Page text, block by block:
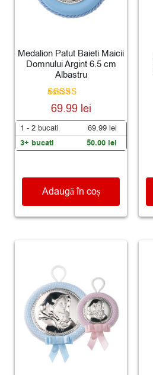
Medalion Patut Baieti Maicii
Domnului Argint 6.5 cm
Albastru
Evaluat la
5.00
din 5
69.99 lei
1 - 2 bucati 69.99 lei
3+ bucati 50.00 lei
Adaugă în coș